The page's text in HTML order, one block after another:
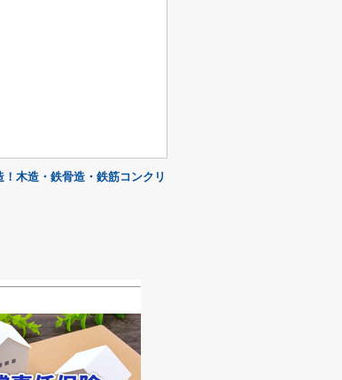
木造・鉄骨造・鉄筋コンクリ